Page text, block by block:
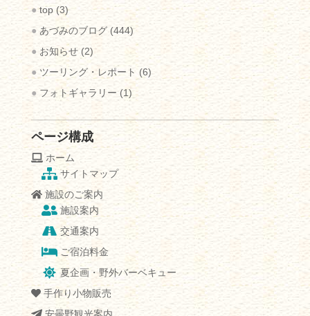
ロ
事
top(3)
あづみのブログ(444)
お知らせ(2)
ツーリング・レポート (6)
フォトギャラリー (1)
ページ構成
ホーム
サイトマップ
施設のご案内
施設案内
交通案内
ご宿泊料金
夏企画・野外バーベキュー
手作り小物販売